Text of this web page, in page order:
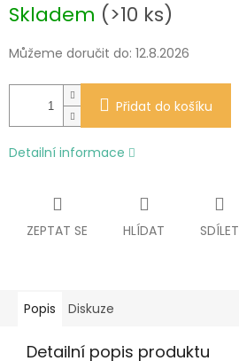
cena:
Skladem (>10 ks)
Můžeme doručit do: 12.8.2026
Přidat do košíku
Detailní informace
ZEPTAT SE HLÍDAT SDÍLET
Popis Diskuze
Detailní popis produktu